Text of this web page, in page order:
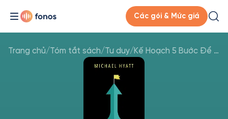
Các gói & Mức giá
Trang chủ/Tóm tắt sách/Tư duy/ Kế Hoạch 5 Bước Để Đạt Được Mục Tiêu